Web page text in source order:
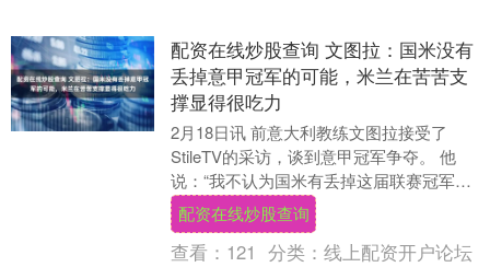
配资在线炒股查询 文图拉：国米没有
丢掉意甲冠军的可能，米兰在苦苦支
撑显得很吃力
2月18日讯 前意大利教练文图拉接受了
StileTV的采访，谈到意甲冠军争夺。 他
说：“我不认为国米有丢掉这届联赛冠军的
可能，因为我没看到水平相当的对手。AC
米....
配资在线炒股查询
查看： 121 分类： 线上配资开户论坛